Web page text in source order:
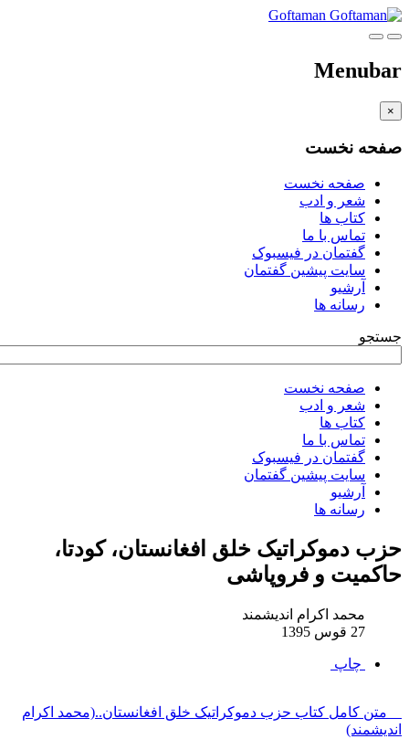
Goftaman
Menubar
×
صفحه نخست
صفحه نخست
شعر و ادب
کتاب ها
تماس با ما
گفتمان در فیسبوک
سایت پیشین گفتمان
آرشیو
رسانه ها
جستجو
صفحه نخست
شعر و ادب
کتاب ها
تماس با ما
گفتمان در فیسبوک
سایت پیشین گفتمان
آرشیو
رسانه ها
حزب دموکراتیک خلق افغانستان، کودتا،
حاکمیت و فروپاشی
محمد اکرام اندیشمند
27 قوس 1395
چاپ
متن کامل کتاب حزب دموکراتیک خلق افغانستان..(محمد اکرام
اندیشمند)